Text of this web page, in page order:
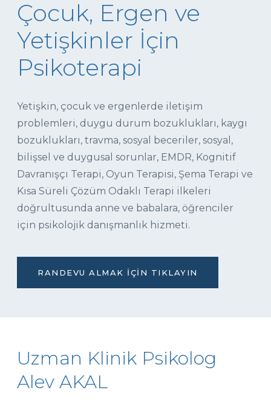
Çocuk, Ergen ve
Yetişkinler İçin
Psikoterapi
Yetişkin, çocuk ve ergenlerde iletişim
problemleri, duygu durum bozuklukları, kaygı
bozuklukları, travma, sosyal beceriler, sosyal,
bilişsel ve duygusal sorunlar, EMDR, Kognitif
Davranışçı Terapi, Oyun Terapisi, Şema Terapi ve
Kısa Süreli Çözüm Odaklı Terapi ilkeleri
doğrultusunda anne ve babalara, öğrenciler
için psikolojik danışmanlık hizmeti.
RANDEVU ALMAK İÇIN TIKLAYIN
Uzman Klinik Psikolog
Alev AKAL